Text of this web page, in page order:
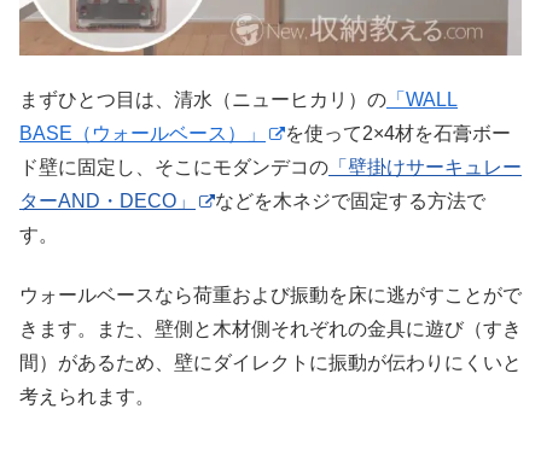
まずひとつ目は、清水（ニューヒカリ）の 「WALL
BASE（ウォールベース）」
を使って2×4材を石膏ボー
ド壁に固定し、そこにモダンデコの 「壁掛けサーキュレー
ターAND・DECO」
などを木ネジで固定する方法で
す。
ウォールベースなら荷重および振動を床に逃がすことがで
きます。また、壁側と木材側それぞれの金具に遊び（すき
間）があるため、壁にダイレクトに振動が伝わりにくいと
考えられます。